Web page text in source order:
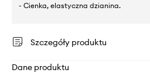
- Cienka, elastyczna dzianina.
Szczegóły produktu
Dane produktu